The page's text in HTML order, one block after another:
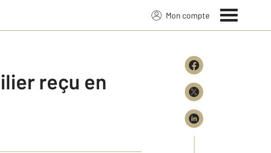
Mon compte
reçu en